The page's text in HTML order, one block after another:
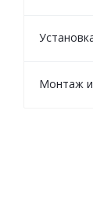
Монтаж